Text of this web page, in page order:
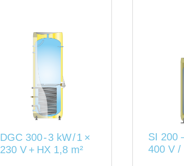
DGC 300 - 3 kW / 1 ×
230 V + HX 1,8 m²
SI 200
400 V /